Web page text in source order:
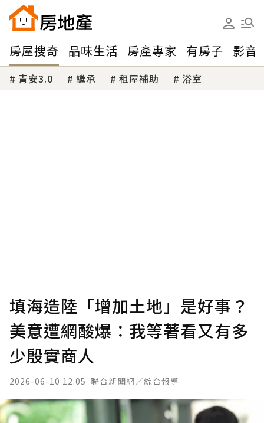
房屋搜奇 品味生活 房產專家 有房子 影音
青安3.0 繼承 租屋補助 浴室
填海造陸「增加土地」是好事？
美意遭網酸爆：我等著看又有多
少殷實商人
2026-06-10 12:05 聯合新聞網／綜合報導